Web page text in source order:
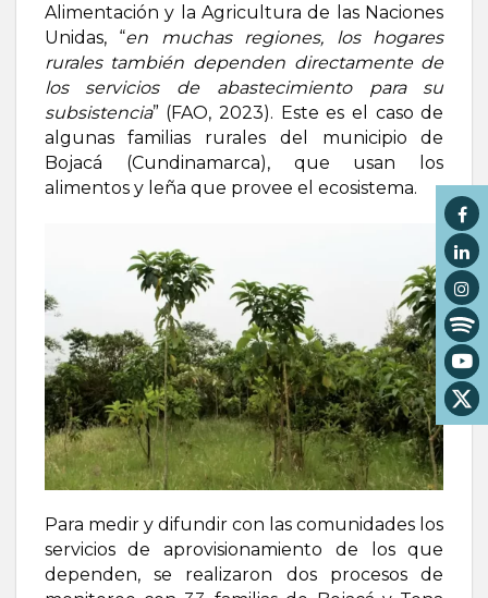
Alimentación y la Agricultura de las Naciones
Unidas, “en muchas regiones, los hogares
rurales también dependen directamente de
los servicios de abastecimiento para su
subsistencia” (FAO, 2023). Este es el caso de
algunas familias rurales del municipio de
Bojacá (Cundinamarca), que usan los
alimentos y leña que provee el ecosistema.
Para medir y difundir con las comunidades los
servicios de aprovisionamiento de los que
dependen, se realizaron dos procesos de